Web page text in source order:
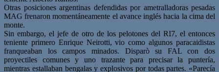
Otras posiciones argentinas defendidas por ametralladoras pesadas
MAG frenaron momentáneamente el avance inglés hacia la cima del
monte.
Sin embargo, el jefe de otro de los pelotones del RI7, el entonces
teniente primero Enrique Neirotti, vio como algunos paracaidistas
franqueaban los campos minados. Disparò su FAL con dos
proyectiles comunes y uno trazante para precisar la puntería,
mientras estallaban bengalas y explosivos por todas partes. «Parecía